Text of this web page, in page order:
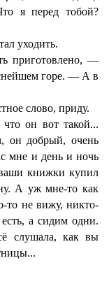
я перед тобой?
уходить.
приготовлено, —
горе. — А в
слово, приду.
он вот такой...
он добрый, очень
мне и день и ночь
книжки купил
А уж мне-то как
то не вижу, никто-
а сидим одни.
слушала, как вы